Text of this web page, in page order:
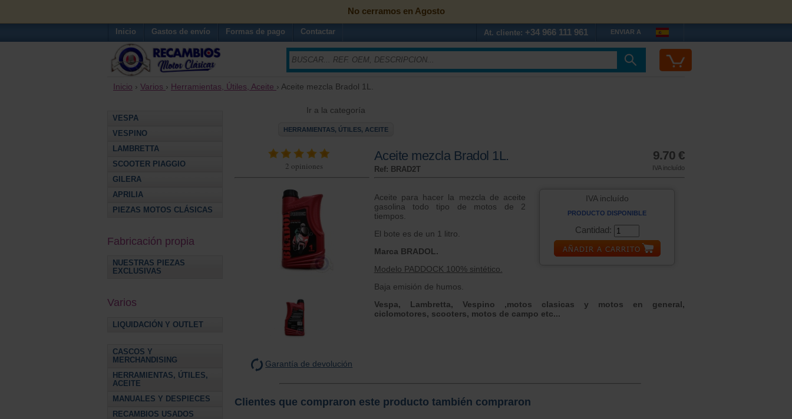
No cerramos en Agosto
Inicio Gastos de envío Formas de pago Contactar At. cliente: +34 966 111 961 ENVIAR A
Inicio › Varios › Herramientas, Útiles, Aceite › Aceite mezcla Bradol 1L.
VESPA
VESPINO
LAMBRETTA
SCOOTER PIAGGIO
GILERA
APRILIA
PIEZAS MOTOS CLÁSICAS
Fabricación propia
NUESTRAS PIEZAS
EXCLUSIVAS
Varios
LIQUIDACIÓN Y OUTLET
CASCOS Y
MERCHANDISING
HERRAMIENTAS, ÚTILES,
ACEITE
MANUALES Y DESPIECES
RECAMBIOS USADOS
Ir a la categoría
HERRAMIENTAS, ÚTILES, ACEITE
2 opiniones
Aceite mezcla Bradol 1L.
Ref: BRAD2T
9.70 €
IVA incluído
Garantía de devolución
IVA incluído
PRODUCTO DISPONIBLE
Cantidad:
Aceite para hacer la mezcla de aceite
gasolina todo tipo de motos de 2
tiempos.
El bote es de un 1 litro.
Marca BRADOL.
Modelo PADDOCK 100% sintético.
Baja emisión de humos.
Vespa, Lambretta, Vespino ,motos clasicas y motos en general,
ciclomotores, scooters, motos de campo etc...
Clientes que compraron este producto también compraron